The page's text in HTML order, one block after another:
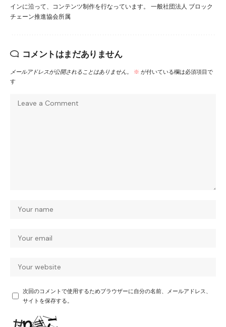
インに沿って、コンテンツ制作を行なっています。 一般社団法人 ブロック
チェーン推進協会所属
コメントはまだありません
メールアドレスが公開されることはありません。 ※ が付いている欄は必須項目で
す
次回のコメントで使用するためブラウザーに自分の名前、メールアドレス、
サイトを保存する。